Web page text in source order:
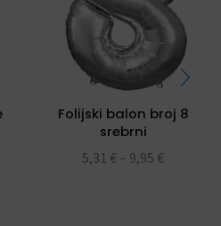
Folijski balon broj 8
srebrni
5,31 € – 9,95 €